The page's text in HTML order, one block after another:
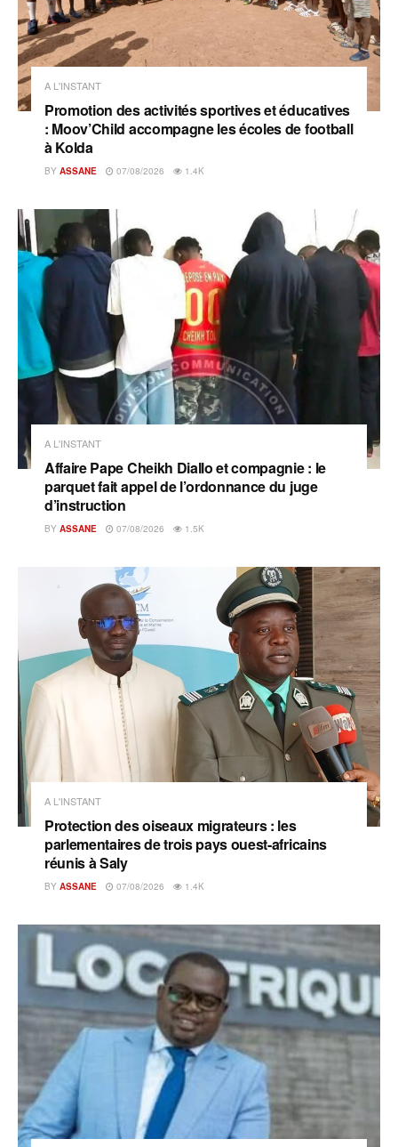
A L'INSTANT
Promotion des activités sportives et éducatives
: Moov’Child accompagne les écoles de football
à Kolda
BY ASSANE 07/08/2026 1.4K
A L'INSTANT
Affaire Pape Cheikh Diallo et compagnie : le
parquet fait appel de l’ordonnance du juge
d’instruction
BY ASSANE 07/08/2026 1.5K
A L'INSTANT
Protection des oiseaux migrateurs : les
parlementaires de trois pays ouest-africains
réunis à Saly
BY ASSANE 07/08/2026 1.4K